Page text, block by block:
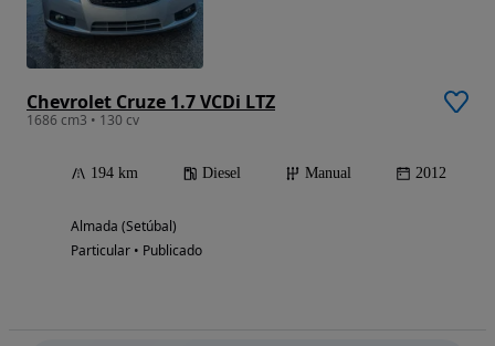
Chevrolet Cruze 1.7 VCDi LTZ
1686 cm3 • 130 cv
194 km Diesel Manual 2012
Almada (Setúbal)
Particular • Publicado